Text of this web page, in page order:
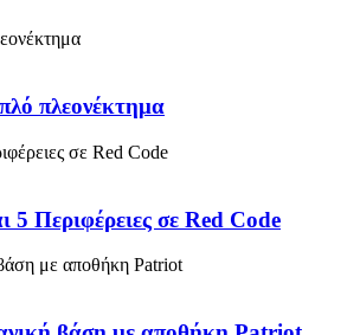
πλεονέκτημα
5 Περιφέρειες σε Red Code